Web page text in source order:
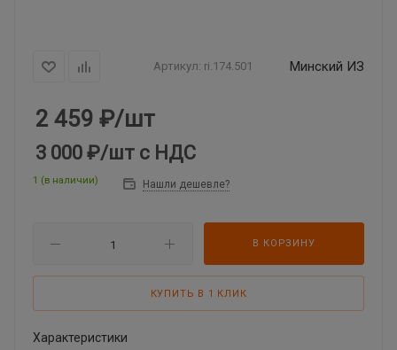
Артикул: ri.174.501 Минский ИЗ
2 459 ₽/шт
3 000 ₽/шт с НДС
1 (в наличии) Нашли дешевле?
В КОРЗИНУ
КУПИТЬ В 1 КЛИК
Характеристики